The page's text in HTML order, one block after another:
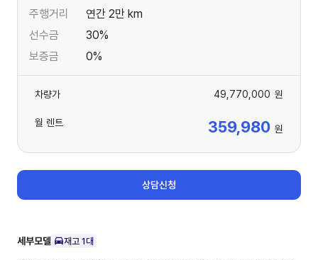
주행거리
연간 2만 km
선수금
30%
보증금
0%
차량가 49,770,000 원
월 렌트 359,980 원
상담신청
세부모델 재고 1대